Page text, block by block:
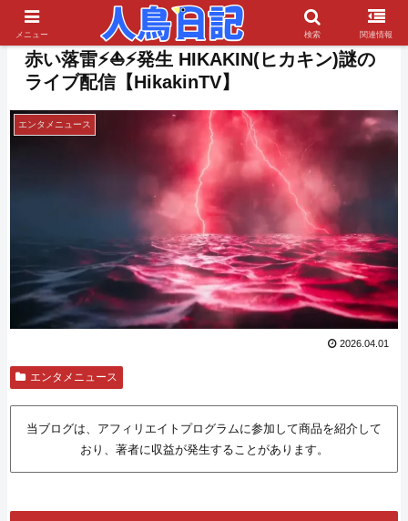
赤い落雷​⚡⛵⚡発生 HIKAKIN(ヒカキン)謎の
ライブ配信【HikakinTV】
エンタメニュース
2026.04.01
エンタメニュース
当ブログは、アフィリエイトプログラムに参加して商品を紹介して
おり、著者に収益が発生することがあります。
メニュー 検索 関連情報